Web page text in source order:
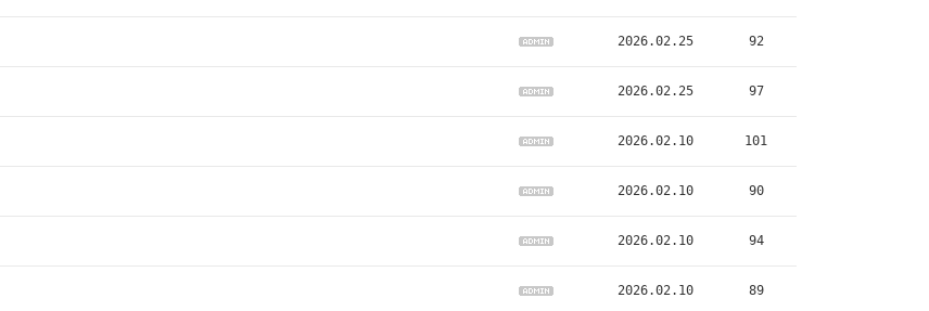
2026.02.25 92
2026.02.25 97
2026.02.10 101
2026.02.10 90
2026.02.10 94
2026.02.10 89